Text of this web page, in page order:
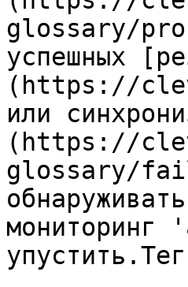
glossary/
успешных
(https://
или
(https://
glossary/
мониторинг